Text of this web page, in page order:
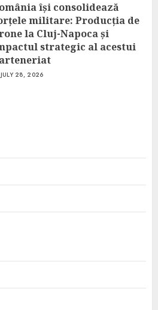
își consolidează
militare: Producția de
la Cluj-Napoca și
strategic al acestui
JULY 28, 2026